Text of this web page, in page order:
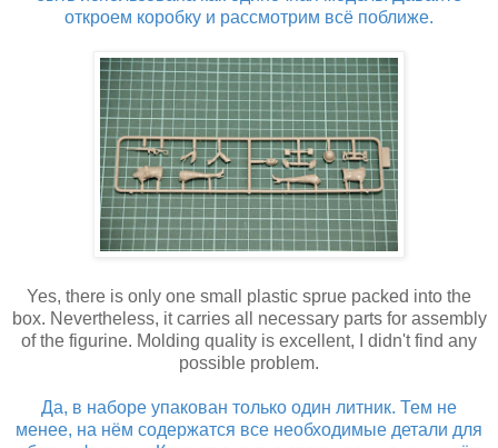
откроем коробку и рассмотрим всё поближе.
Yes, there is only one small plastic sprue packed into the
box. Nevertheless, it carries all necessary parts for assembly
of the figurine. Molding quality is excellent, I didn't find any
possible problem.
Да, в наборе упакован только один литник. Тем не
менее, на нём содержатся все необходимые детали для